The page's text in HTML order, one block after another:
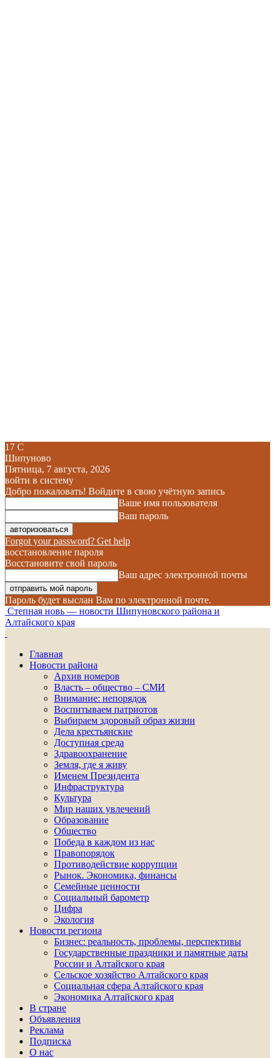
17 C
Шипуново
Пятница, 7 августа, 2026
войти в систему
Добро пожаловать! Войдите в свою учётную запись
Ваше имя пользователя
Ваш пароль
Forgot your password? Get help
восстановление пароля
Восстановите свой пароль
Ваш адрес электронной почты
Пароль будет выслан Вам по электронной почте.
Степная новь — новости Шипуновского района и
Алтайского края
Главная
Новости района
Архив номеров
Власть – общество – СМИ
Внимание: непорядок
Воспитываем патриотов
Выбираем здоровый образ жизни
Дела крестьянские
Доступная среда
Здравоохранение
Земля, где я живу
Именем Президента
Инфраструктура
Культура
Мир наших увлечений
Образование
Общество
Победа в каждом из нас
Правопорядок
Противодействие коррупции
Рынок. Экономика, финансы
Семейные ценности
Социальный барометр
Цифра
Экология
Новости региона
Бизнес: реальность, проблемы, перспективы
Государственные праздники и памятные даты
России и Алтайского края
Сельское хозяйство Алтайского края
Социальная сфера Алтайского края
Экономика Алтайского края
В стране
Объявления
Реклама
Подписка
О нас